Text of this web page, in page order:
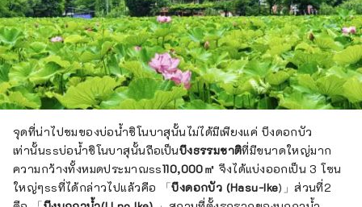
จุดที่น่าไปชมของบ่อน้ำชิโนบาสุนั้นไม่ได้มีเพียงแค่ บึงดอกบัว
เท่านั้นssบ่อน้ำชิโนบาสุนั้นถือเป็นบึงธรรมชาติที่มีขนาดใหญ่มาก
ความกว้างทั้งหมดประมาณss110,000㎡ จึงได้แบ่งออกเป็น 3 โซน
ใหญ่ๆssที่ได้กล่าวไปแล้วคือ 「บึงดอกบัว (Hasu-Ike)」ส่วนที่2